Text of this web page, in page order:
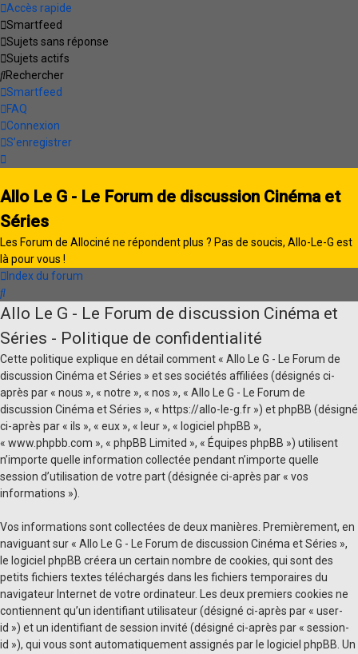
Accès rapide
Smartfeed
Sujets sans réponse
Sujets actifs
Rechercher
Smartfeed
FAQ
Connexion
S’enregistrer
Allo Le G - Le Forum de discussion Cinéma et
Séries
Les Forum de Allociné ne répondent plus ? Pas de soucis, Allo-Le-G est
là pour vous !
Index du forum
Rechercher
Allo Le G - Le Forum de discussion Cinéma et
Séries - Politique de confidentialité
Cette politique explique en détail comment « Allo Le G - Le Forum de
discussion Cinéma et Séries » et ses sociétés affiliées (désignés ci-
après par « nous », « notre », « nos », « Allo Le G - Le Forum de
discussion Cinéma et Séries », « https://allo-le-g.fr ») et phpBB (désigné
ci-après par « ils », « eux », « leur », « logiciel phpBB »,
« www.phpbb.com », « phpBB Limited », « Équipes phpBB ») utilisent
n’importe quelle information collectée pendant n’importe quelle
session d’utilisation de votre part (désignée ci-après par « vos
informations »).
Vos informations sont collectées de deux manières. Premièrement, en
naviguant sur « Allo Le G - Le Forum de discussion Cinéma et Séries »,
le logiciel phpBB créera un certain nombre de cookies, qui sont des
petits fichiers textes téléchargés dans les fichiers temporaires du
navigateur Internet de votre ordinateur. Les deux premiers cookies ne
contiennent qu’un identifiant utilisateur (désigné ci-après par « user-
id ») et un identifiant de session invité (désigné ci-après par « session-
id »), qui vous sont automatiquement assignés par le logiciel phpBB. Un